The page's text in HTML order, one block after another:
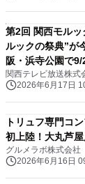
第2回 関西モル
ルックの祭典”が
阪・浜寺公園で
関西テレビ放送株式
2026年6月17日
トリュフ専門コ
初上陸！大丸芦
グルメラボ株式会社
2026年6月16日